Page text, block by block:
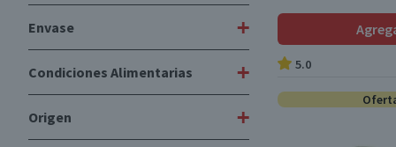
No
Envase +
Bolsa (1)
Condiciones Alimentarias +
Libre de Peces
Origen +
5.0